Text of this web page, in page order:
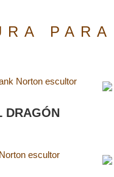
DRAGÓN